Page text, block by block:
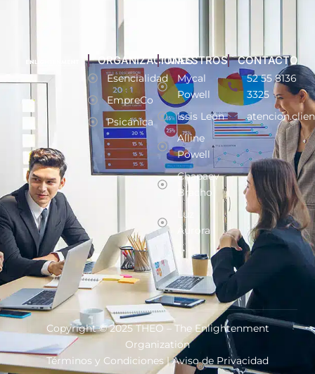
ORGANIZACIONES
Esencialidad
EmpreCo
Psicánica
MAESTROS
Mycal
Powell
Issis León
Alline
Powell
Chapaev
Bracho
Luz
Aurora
CONTACTO
52 55 8136
3325
Copyright © 2025 THEO – The Enlightenment
Organization
Términos y Condiciones|Aviso de Privacidad